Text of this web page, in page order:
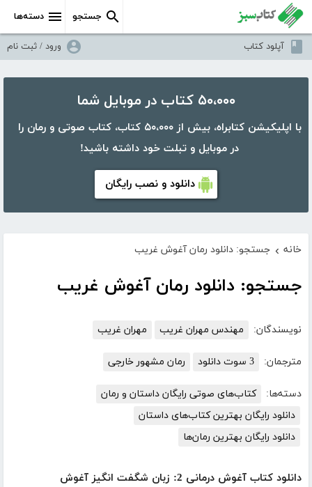
دسته‌ها جستجو
آپلود کتاب ورود / ثبت نام
۵۰،۰۰۰ کتاب در موبایل شما
با اپلیکیشن کتابراه، بیش از ۵۰،۰۰۰ کتاب، کتاب صوتی و رمان را
در موبایل و تبلت خود داشته باشید!
دانلود و نصب رایگان
خانه › جستجو: دانلود رمان آغوش غریب
جستجو: دانلود رمان آغوش غریب
نویسندگان: مهندس مهران غریب مهران غریب
مترجمان: 3 سوت دانلود رمان مشهور خارجی
دسته‌ها:
کتاب‌های صوتی رایگان داستان و رمان
دانلود رایگان بهترین کتاب‌های داستان
دانلود رایگان بهترین رمان‌ها
دانلود کتاب آغوش درمانی 2: زبان شگفت انگیز آغوش